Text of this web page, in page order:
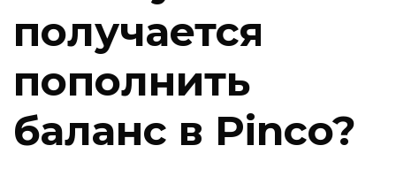
получается
пополнить
баланс в Pinco?